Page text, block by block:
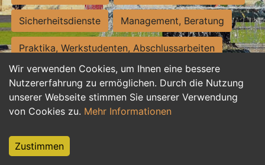
Wir verwenden Cookies, um Ihnen eine bessere
Nutzererfahrung zu ermöglichen. Durch die Nutzung
unserer Webseite stimmen Sie unserer Verwendung
von Cookies zu. Mehr Informationen
Zustimmen
Sicherheitsdienste Management, Beratung
Praktika, Werkstudenten, Abschlussarbeiten
Personalwesen Assistenz, Sekretariat
Hilfskräfte, Aushilfs- und Nebenjobs
Weiterbildung, Studium, duale Ausbildung